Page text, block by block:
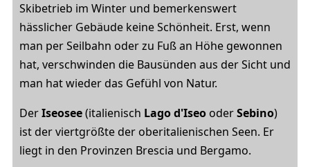
Skibetrieb im Winter und bemerkenswert
hässlicher Gebäude keine Schönheit. Erst, wenn
man per Seilbahn oder zu Fuß an Höhe gewonnen
hat, verschwinden die Bausünden aus der Sicht und
man hat wieder das Gefühl von Natur.
DerIseosee(italienisch Lago d'Iseo oderSebino)
ist der viertgrößte der oberitalienischen Seen. Er
liegt in den Provinzen Brescia und Bergamo.